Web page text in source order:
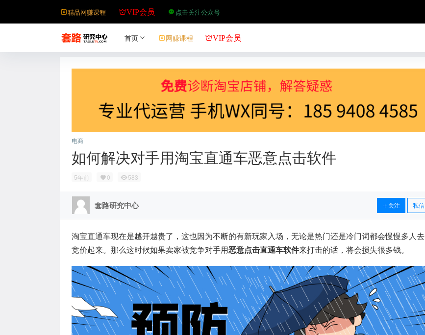
精品网赚课程 VIP会员 点击关注公众号
首页 网赚课程 VIP会员
电商
如何解决对手用淘宝直通车恶意点击软件
5年前 0 583
套路研究中心 关注 私信
淘宝直通车现在是越开越贵了，这也因为不断的有新玩家入场，无论是热门还是冷门词都会慢慢多人去
竞价起来。那么这时候如果卖家被竞争对手用恶意点击直通车软件来打击的话，将会损失很多钱。